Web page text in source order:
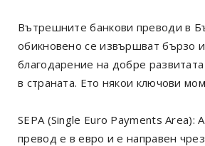
Вътрешните банкови преводи в
обикновено се извършват бързо
благодарение на добре
в страната. Ето някои ключови
SEPA (Single Euro Payments Area):
превод е в евро и е направен